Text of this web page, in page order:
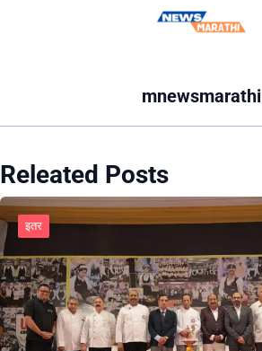
mnewsmarathi
Releated Posts
इतर